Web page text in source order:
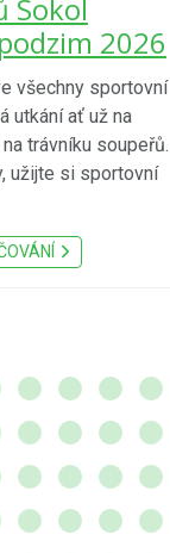
Sokol
2026
všechny sportovní
utkání ať už na
trávníku soupeřů.
užijte si sportovní